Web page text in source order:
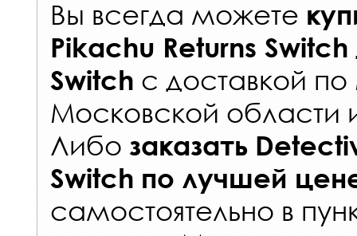
Вы всегда можете
Pikachu Returns Switch
Switch с доставкой
Московской области
Либо заказать
Switch по лучшей
самостоятельно в